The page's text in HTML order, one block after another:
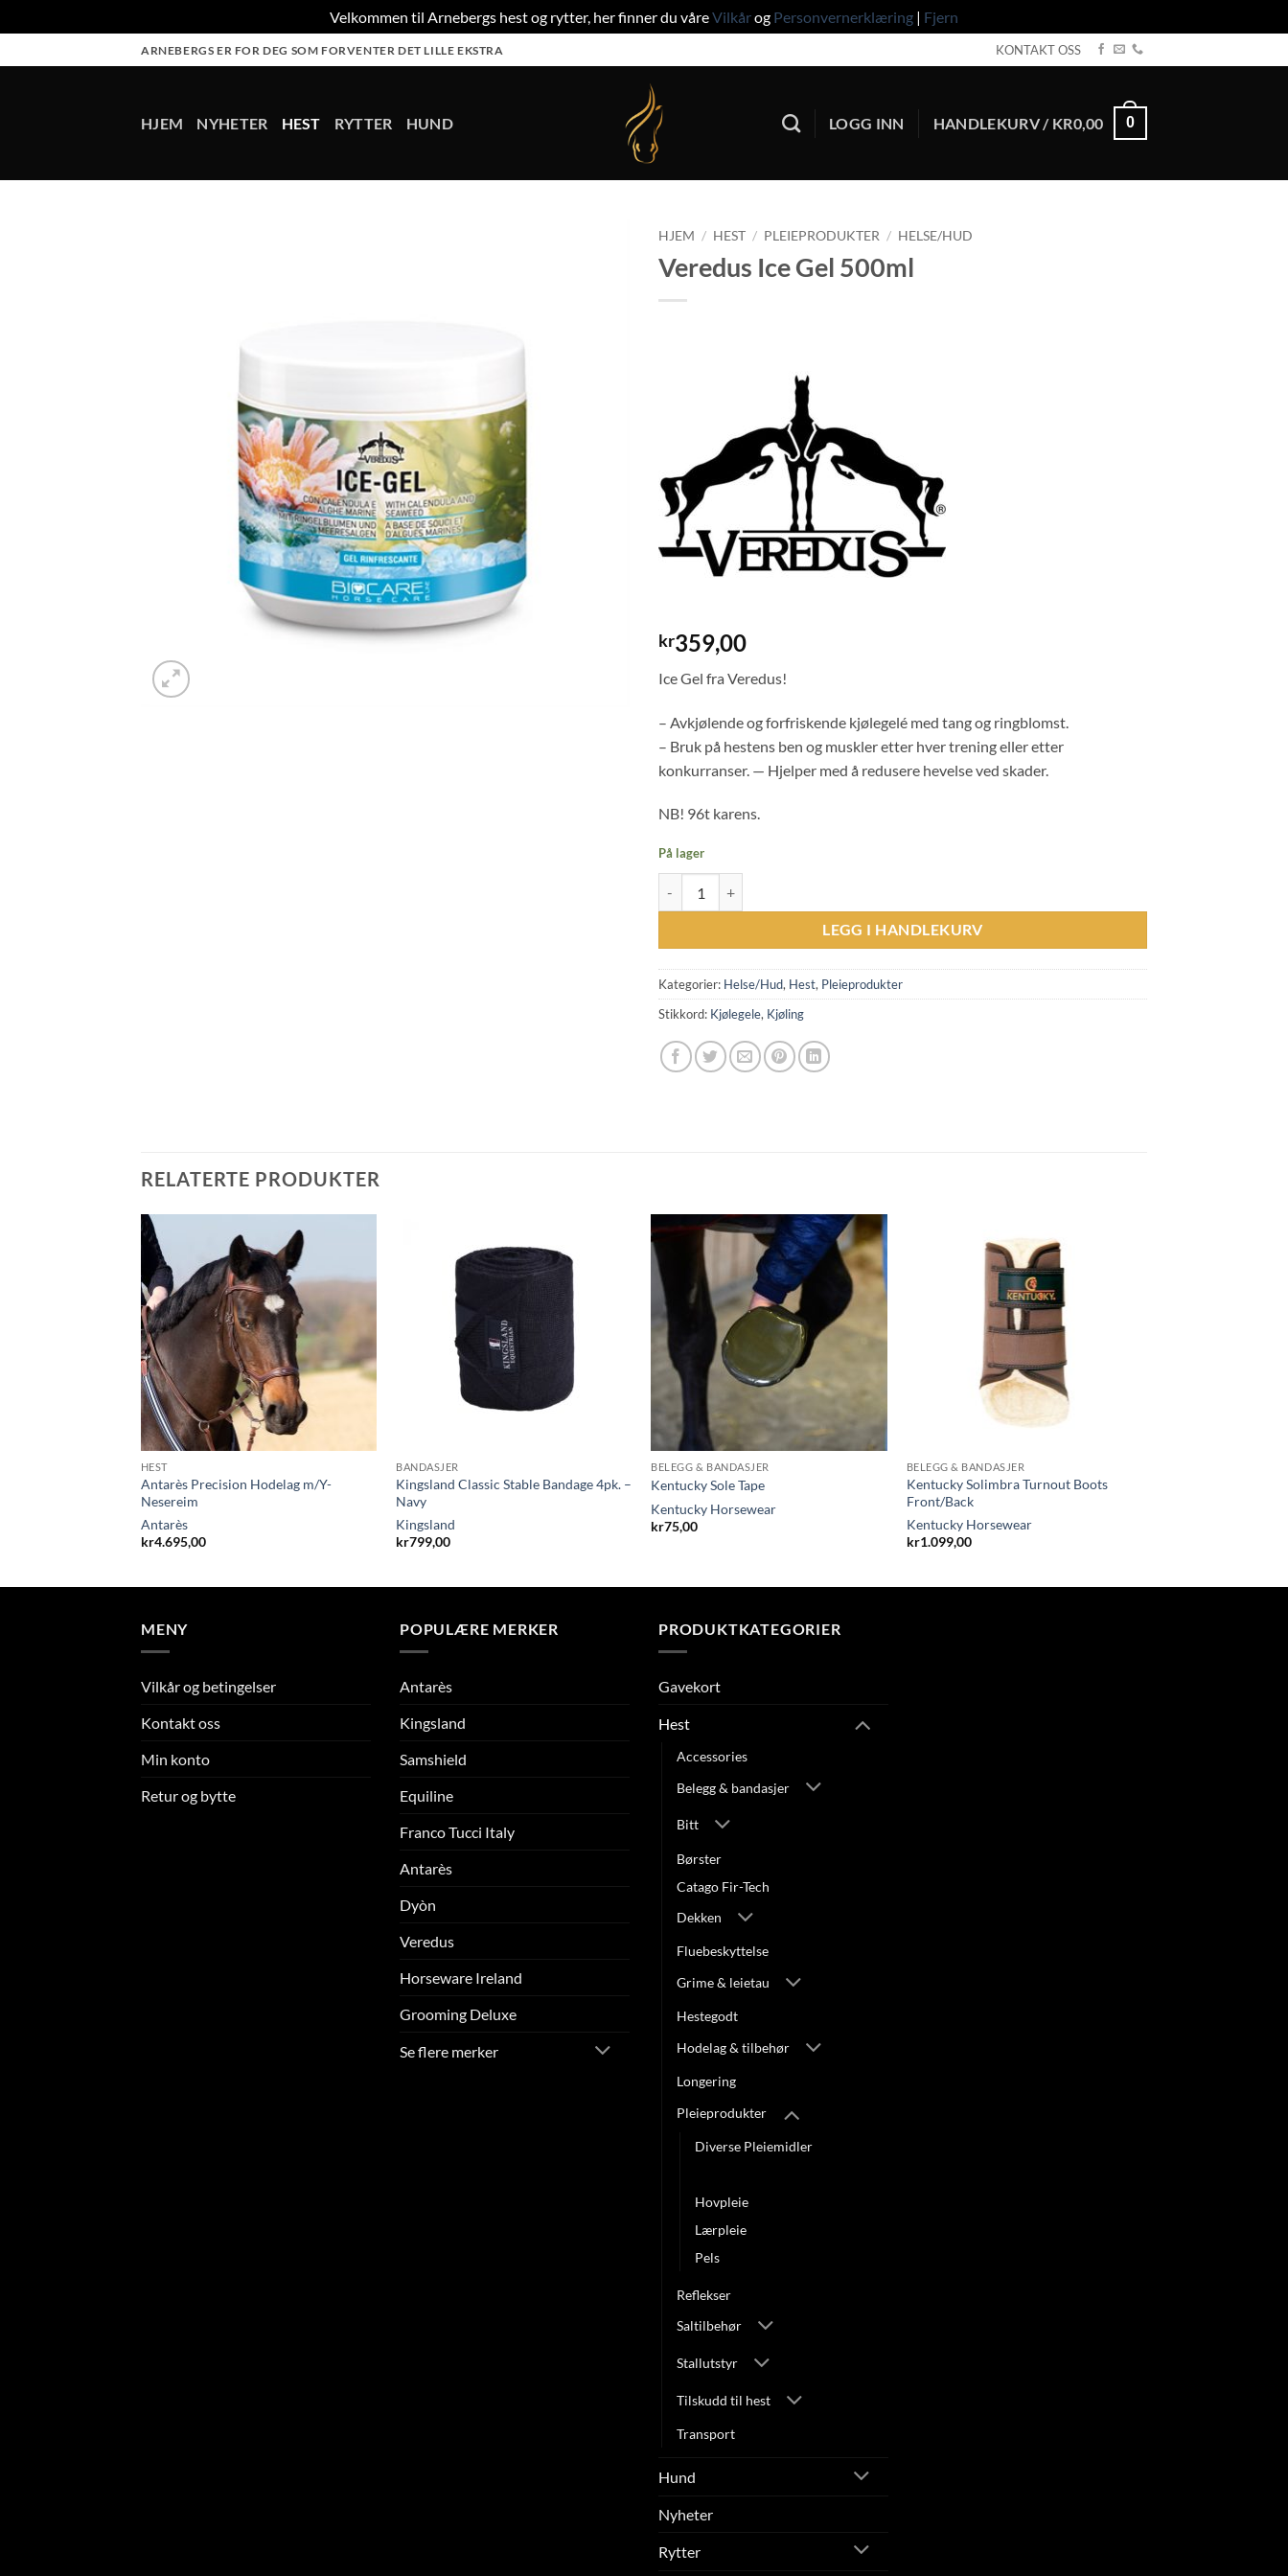
Velkommen til Arnebergs hest og rytter, her finner du våreVilkårog Personvernerklæring | Fjern
to
ARNEBERGS ER FOR DEG SOM FORVENTER DET LILLE EKSTRA KONTAKT OSS
HJEM NYHETER HEST RYTTER HUND LOGG INN HANDLEKURV / KR0,00 0
HJEM / HEST / PLEIEPRODUKTER / HELSE/HUD
Veredus Ice Gel 500ml
kr359,00
Ice Gel fra Veredus!
– Avkjølende og forfriskende kjølegelé med tang og ringblomst.
– Bruk på hestens ben og muskler etter hver trening eller etter
konkurranser. — Hjelper med å redusere hevelse ved skader.
NB! 96t karens.
På lager
LEGG I HANDLEKURV
Kategorier: Helse/Hud, Hest, Pleieprodukter
Stikkord: Kjølegele, Kjøling
RELATERTE PRODUKTER
HEST
Antarès Precision Hodelag m/Y-
Nesereim
Antarès
kr4.695,00
BANDASJER
Kingsland Classic Stable Bandage 4pk. –
Navy
Kingsland
kr799,00
BELEGG & BANDASJER
Kentucky Sole Tape
Kentucky Horsewear
kr75,00
BELEGG & BANDASJER
Kentucky Solimbra Turnout Boots
Front/Back
Kentucky Horsewear
kr1.099,00
MENY
Vilkår og betingelser
Kontakt oss
Min konto
Retur og bytte
POPULÆRE MERKER
Antarès
Kingsland
Samshield
Equiline
Franco Tucci Italy
Antarès
Dyòn
Veredus
Horseware Ireland
Grooming Deluxe
Se flere merker
PRODUKTKATEGORIER
Gavekort
Hest
Accessories
Belegg & bandasjer
Bitt
Børster
Catago Fir-Tech
Dekken
Fluebeskyttelse
Grime & leietau
Hestegodt
Hodelag & tilbehør
Longering
Pleieprodukter
Diverse Pleiemidler
Hovpleie
Lærpleie
Pels
Reflekser
Saltilbehør
Stallutstyr
Tilskudd til hest
Transport
Hund
Nyheter
Rytter